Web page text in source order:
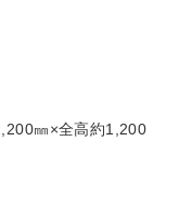
㎜×全高約1,200